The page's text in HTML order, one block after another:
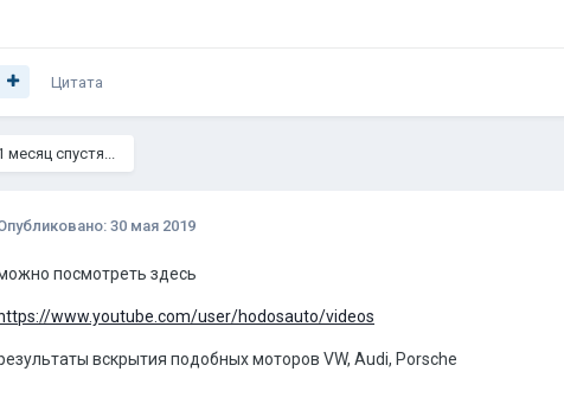
Цитата
месяц спустя...
30 мая 2019
посмотреть здесь
https://www.youtube.com/user/hodosauto/videos
вскрытия подобных моторов VW, Audi, Porsche